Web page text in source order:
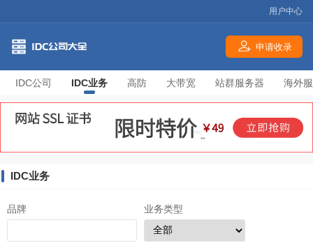
用户中心
申请收录
IDC公司 IDC业务 高防 大带宽 站群服务器 海外
IDC业务
品牌 业务类型